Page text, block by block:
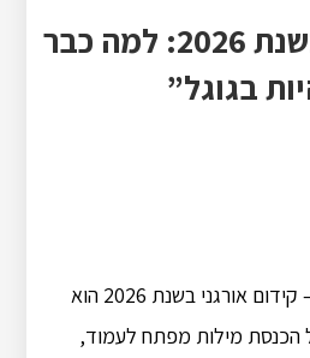
קידום אורגני בשנת 2026: למה כבר
בגוגל”
– קידום אורגני בשנת 2026 הוא
הכנסת מילות מפתח לעמוד,